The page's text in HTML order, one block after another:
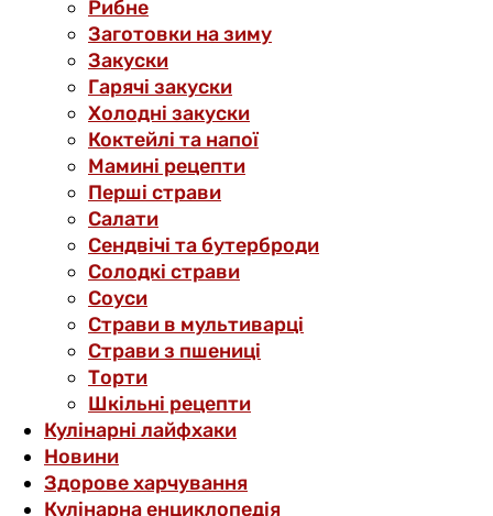
Рибне
Заготовки на зиму
Закуски
Гарячі закуски
Холодні закуски
Коктейлі та напої
Мамині рецепти
Перші страви
Салати
Сендвічі та бутерброди
Солодкі страви
Соуси
Страви в мультиварці
Страви з пшениці
Торти
Шкільні рецепти
Кулінарні лайфхаки
Новини
Здорове харчування
Кулінарна енциклопедія